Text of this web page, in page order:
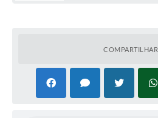
COMPARTILHAR